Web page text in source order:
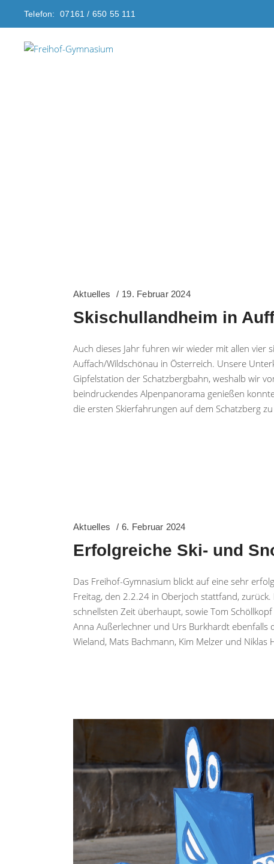
Telefon: 07161 / 650 55 111
Aktuelles 19. Februar 2024
Skischullandheim in
Auch dieses Jahr fuhren wir wieder mit allen vier
Auffach/Wildschönau in Österreich. Unsere
Gipfelstation der Schatzbergbahn, weshalb wir
beindruckendes Alpenpanorama genießen
die ersten Skierfahrungen auf dem Schatzberg
Aktuelles 6. Februar 2024
Erfolgreiche Ski- und
Das Freihof-Gymnasium blickt auf eine sehr
Freitag, den 2.2.24 in Oberjoch stattfand,
schnellsten Zeit überhaupt, sowie Tom
Anna Außerlechner und Urs Burkhardt ebenfalls
Wieland, Mats Bachmann, Kim Melzer und Niklas